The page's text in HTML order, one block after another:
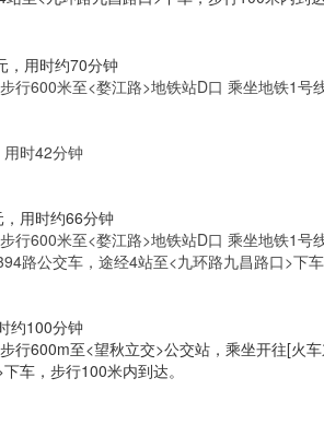
，用时约70分钟
600米至<婺江路>地铁站D口 乘坐地铁1号
用时42分钟
，用时约66分钟
600米至<婺江路>地铁站D口 乘坐地铁1号
路公交车，途经4站至<九环路九昌路口>下车
约100分钟
600m至<望秋立交>公交站，乘坐开往[火
车，步行100米内到达。